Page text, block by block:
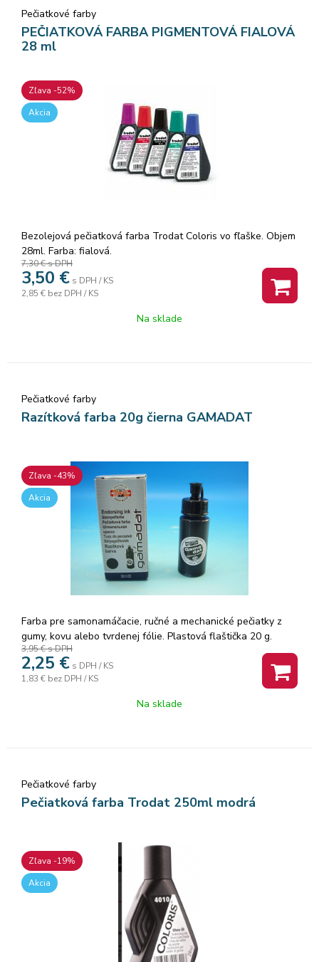
Pečiatkové farby
PEČIATKOVÁ FARBA PIGMENTOVÁ FIALOVÁ
28 ml
Zľava -52%
Akcia
Bezolejová pečiatková farba Trodat Coloris vo fľaške. Objem
28ml. Farba: fialová.
7,30 €s DPH
3,50 € s DPH / KS
2,85 € bez DPH / KS
Na sklade
Pečiatkové farby
Razítková farba 20g čierna GAMADAT
Zľava -43%
Akcia
Farba pre samonamáčacie, ručné a mechanické pečiatky z
gumy, kovu alebo tvrdenej fólie. Plastová flaštička 20 g.
3,95 €s DPH
2,25 € s DPH / KS
1,83 € bez DPH / KS
Na sklade
Pečiatkové farby
Pečiatková farba Trodat 250ml modrá
Zľava -19%
Akcia